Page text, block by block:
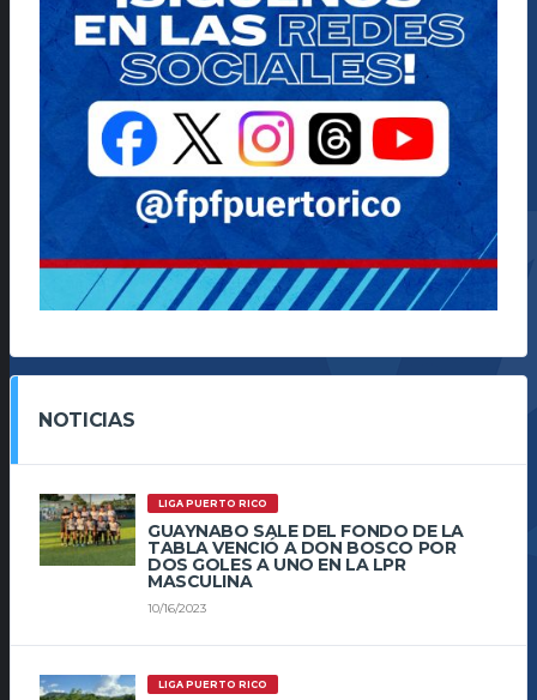
NOTICIAS
LIGA PUERTO RICO
GUAYNABO SALE DEL FONDO DE LA
TABLA VENCIÓ A DON BOSCO POR
DOS GOLES A UNO EN LA LPR
MASCULINA
10/16/2023
LIGA PUERTO RICO